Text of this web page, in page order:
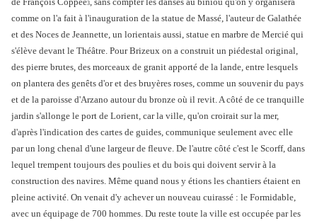
3
comme on l'a fait à l'inauguration de la statue de Massé, l'auteur de Galathée
et des Noces de Jeannette, un lorientais aussi, statue en marbre de Mercié qui
s'élève devant le Théâtre. Pour Brizeux on a construit un piédestal original,
des pierre brutes, des morceaux de granit apporté de la lande, entre lesquels
on plantera des genêts d'or et des bruyères roses, comme un souvenir du pays
et de la paroisse d'Arzano autour du bronze où il revit. A côté de ce tranquille
jardin s'allonge le port de Lorient, car la ville, qu'on croirait sur la mer,
d'après l'indication des cartes de guides, communique seulement avec elle
par un long chenal d'une largeur de fleuve. De l'autre côté c'est le Scorff, dans
lequel trempent toujours des poulies et du bois qui doivent servir à la
construction des navires. Même quand nous y étions les chantiers étaient en
pleine activité. On venait d'y achever un nouveau cuirassé : le Formidable,
avec un équipage de 700 hommes. Du reste toute la ville est occupée par les